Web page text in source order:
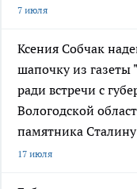
7 июля
Ксения Собчак
шапочку из газеты
ради встречи с
Вологодской
памятника Сталину
17 июля